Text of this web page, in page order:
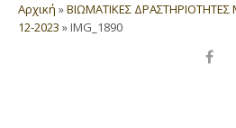
Αρχική »ΒΙΩΜΑΤΙΚΕΣ
12-2023 »IMG_1890